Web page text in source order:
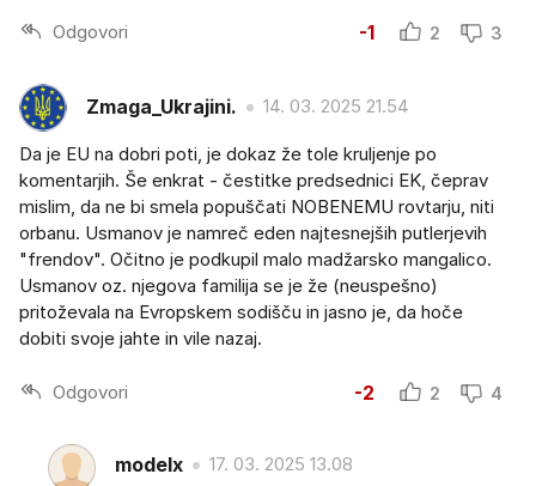
Odgovori -1 2 3
Zmaga_Ukrajini. 14. 03. 2025 21.54
Da je EU na dobri poti, je dokaz že tole kruljenje po
komentarjih. Še enkrat - čestitke predsednici EK, čeprav
mislim, da ne bi smela popuščati NOBENEMU rovtarju, niti
orbanu. Usmanov je namreč eden najtesnejših putlerjevih
"frendov". Očitno je podkupil malo madžarsko mangalico.
Usmanov oz. njegova familija se je že (neuspešno)
pritoževala na Evropskem sodišču in jasno je, da hoče
dobiti svoje jahte in vile nazaj.
Odgovori -2 2 4
modelx 17. 03. 2025 13.08